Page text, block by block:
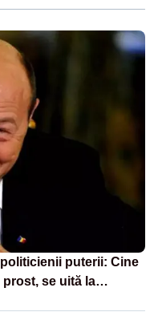
puterii: Cine
se uită la